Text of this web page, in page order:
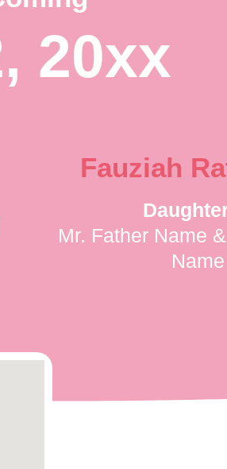
20xx
Fauziah
Mr. Father Name
Name